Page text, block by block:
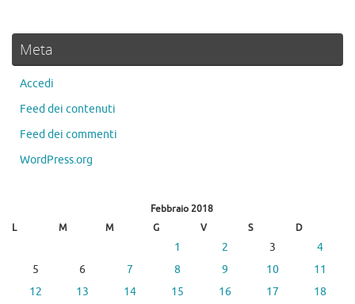
Meta
Accedi
Feed dei contenuti
Feed dei commenti
WordPress.org
Febbraio 2018
L
M M G V S D
1 2 3
4
5
6 7 8 9 10
11
12
13 14 15 16 17 18